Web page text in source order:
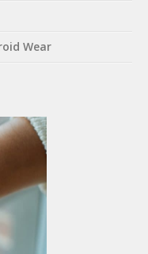
Wear